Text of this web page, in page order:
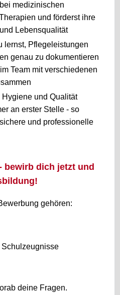
medizinischen
und förderst ihre
Lebensqualität
lernst, Pflegeleistungen
genau zu dokumentieren
Team mit verschiedenen
Hygiene und Qualität
an erster Stelle - so
und professionelle
bewirb dich jetzt und
gehören:
deine Fragen.